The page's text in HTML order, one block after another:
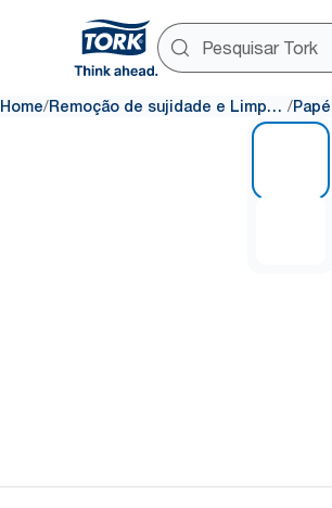
Home/ Remoção de sujidade e Limpeza /